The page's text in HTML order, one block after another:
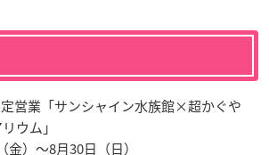
営業「サンシャイン水族館×超かぐや
ウム」
）～8月30日（日）